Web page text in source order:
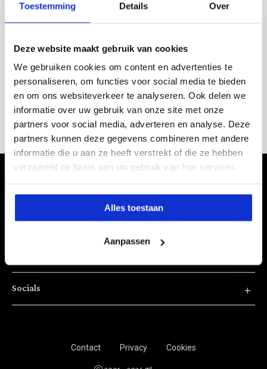
Toestemming Details Over
Deze website maakt gebruik van cookies
We gebruiken cookies om content en advertenties te
personaliseren, om functies voor social media te bieden
en om ons websiteverkeer te analyseren. Ook delen we
informatie over uw gebruik van onze site met onze
partners voor social media, adverteren en analyse. Deze
partners kunnen deze gegevens combineren met andere
informatie die u aan ze heeft verstrekt of die ze hebben
verzameld op basis van uw gebruik van hun services.
Privacy
Alles toestaan
Aanpassen
Naar de homepage
Naar de zoekpagina
Beleef Therme
Socials
Contact Privacy Cookies